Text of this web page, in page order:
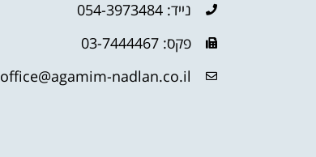
נייד: 054-3973484
פקס: 03-7444467
office@agamim-nadlan.co.il